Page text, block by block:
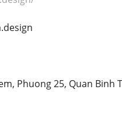
Phuong 25, Quan Binh